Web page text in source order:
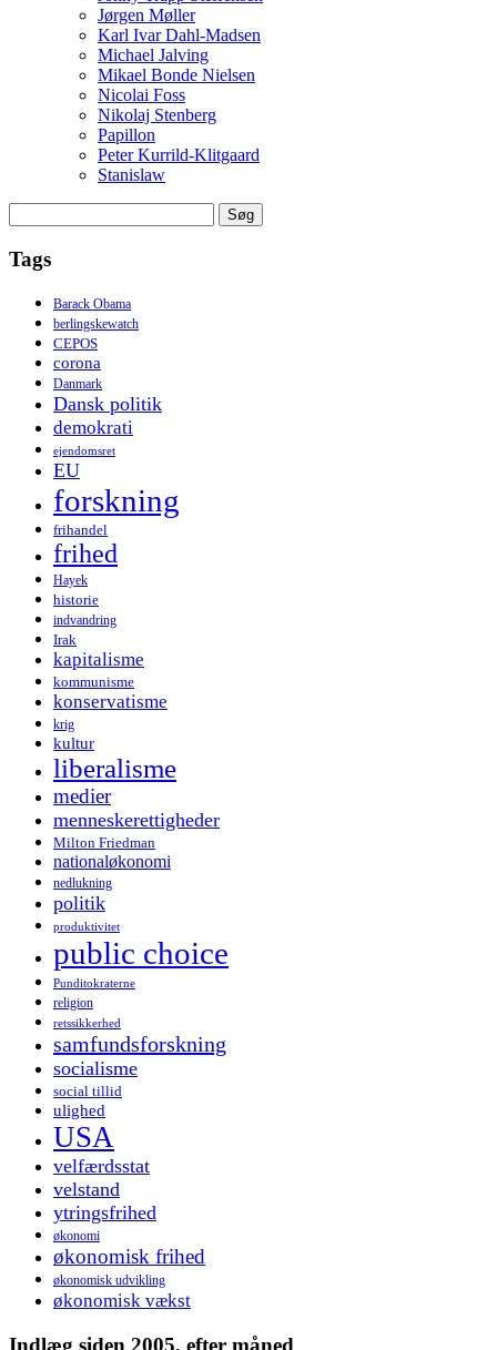
Jørgen Møller
Karl Ivar Dahl-Madsen
Michael Jalving
Mikael Bonde Nielsen
Nicolai Foss
Nikolaj Stenberg
Papillon
Peter Kurrild-Klitgaard
Stanislaw
efter:
Tags
Barack Obama
berlingskewatch
CEPOS
corona
Danmark
Dansk politik
demokrati
ejendomsret
EU
forskning
frihandel
frihed
Hayek
historie
indvandring
Irak
kapitalisme
kommunisme
konservatisme
krig
kultur
liberalisme
medier
menneskerettigheder
Milton Friedman
nationaløkonomi
nedlukning
politik
produktivitet
public choice
Punditokraterne
religion
retssikkerhed
samfundsforskning
socialisme
social tillid
ulighed
USA
velfærdsstat
velstand
ytringsfrihed
økonomi
økonomisk frihed
økonomisk udvikling
økonomisk vækst
Indlæg siden 2005, efter måned